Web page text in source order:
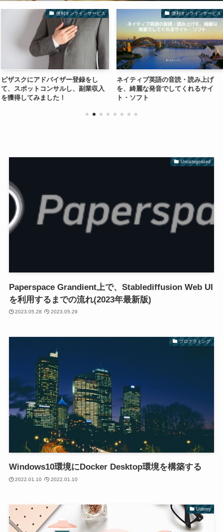
利オンラインサービス
ー登録をし
し、副業収入
便利オンラインサービス
ネイティブ英語の音読・読み上げ
を、綺麗な発音でしてくれるサイ
ト・ソフト
GoLandの便利
とめ【Go言語】
Uncategorized
Paperspace Grandient上で、Stablediffusion Web UI
を利用するまでの流れ(2023年最新版)
2023.05.28 2023.05.29
プログラミング
Windows10環境にDocker Desktop環境を構築する
2022.01.10 2022.01.10
Udemy